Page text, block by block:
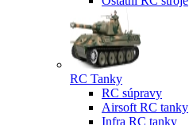
RC Tanky
RC súpravy
Airsoft RC tanky
Infra RC tanky